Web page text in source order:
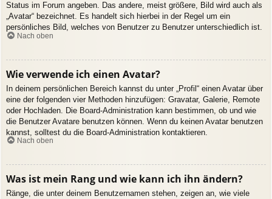
Status im Forum angeben. Das andere, meist größere, Bild wird auch als
„Avatar“ bezeichnet. Es handelt sich hierbei in der Regel um ein
persönliches Bild, welches von Benutzer zu Benutzer unterschiedlich ist.
Nach oben
Wie verwende ich einen Avatar?
In deinem persönlichen Bereich kannst du unter „Profil“ einen Avatar über
eine der folgenden vier Methoden hinzufügen: Gravatar, Galerie, Remote
oder Hochladen. Die Board-Administration kann bestimmen, ob und wie
die Benutzer Avatare benutzen können. Wenn du keinen Avatar benutzen
kannst, solltest du die Board-Administration kontaktieren.
Nach oben
Was ist mein Rang und wie kann ich ihn ändern?
Ränge, die unter deinem Benutzernamen stehen, zeigen an, wie viele